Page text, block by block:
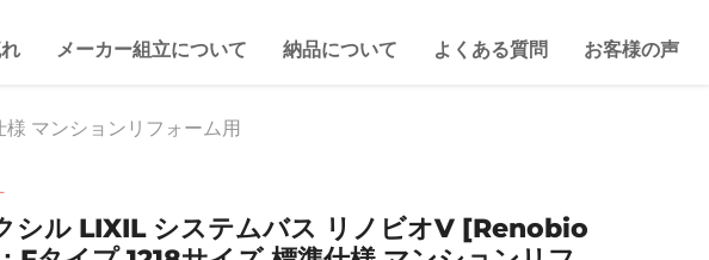
を
メーカー組立について 納品について よくある質問 お客様の声
マンションリフォーム用
シル LIXIL システムバス リノビオV [Renobio